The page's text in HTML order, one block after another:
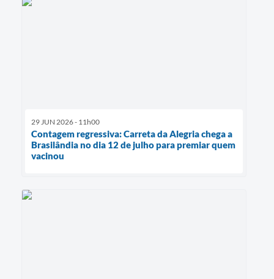
29 JUN 2026 - 11h00
Contagem regressiva: Carreta da Alegria chega a
Brasilândia no dia 12 de julho para premiar quem
vacinou